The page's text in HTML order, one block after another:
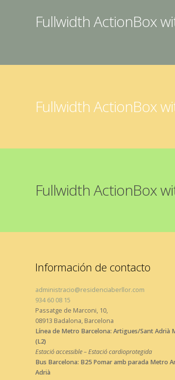
Fullwidth ActionBox
Fullwidth ActionBox
Fullwidth ActionBox
Información de contacto
administracio@residenciaberllor.com
934 60 08 15
Passatge de Marconi, 10,
08913 Badalona, Barcelona
Línea de Metro Barcelona: Artigues/Sant Adrià
(L2)
Estació accessible – Estació cardioprotegida
Bus Barcelona: B25 Pomar amb parada Metro
Adrià